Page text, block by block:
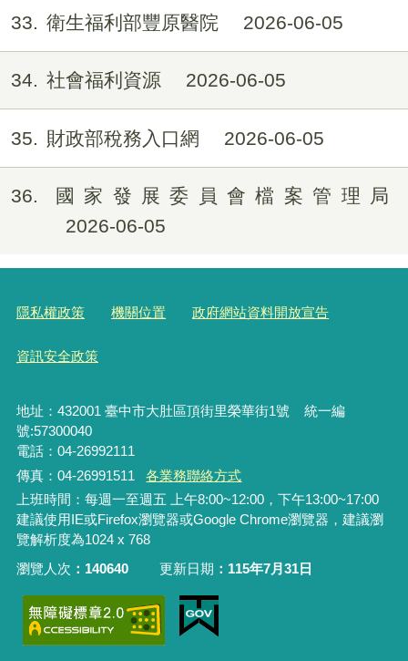
33 衛生福利部豐原醫院 2026-06-05
34 社會福利資源 2026-06-05
35 財政部稅務入口網 2026-06-05
36
國家發展委員會檔案管理局
2026-06-05
隱私權政策 機關位置 政府網站資料開放宣告
資訊安全政策
地址：432001 臺中市大肚區頂街里榮華街1號 統一編
號:57300040
電話：04-26992111
傳真：04-26991511
各業務聯絡方式
上班時間：每週一至週五 上午8:00~12:00，下午13:00~17:00
建議使用IE或Firefox瀏覽器或Google Chrome瀏覽器，建議瀏
覽解析度為1024 x 768
瀏覽人次
140640 更新日期 115年7月31日